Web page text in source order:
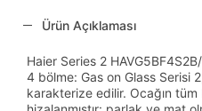
Ürün Açıklaması
Haier Series 2
4 bölme: Gas on Glass Serisi
karakterize edilir. Ocağın